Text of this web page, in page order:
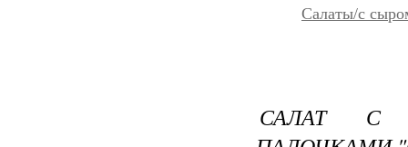
Салаты/с
САЛАТ С